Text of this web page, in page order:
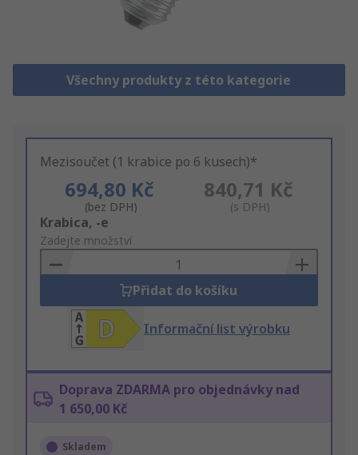
Všechny produkty z této kategorie
Mezisoučet (1 krabice po 6 kusech)*
694,80 Kč
(bez DPH)
840,71 Kč
(s DPH)
Add
to
Basket
Krabica, -e
Zadejte množství
Přidat do košíku
Informační list výrobku
Doprava ZDARMA pro objednávky nad
1 650,00 Kč
Skladem